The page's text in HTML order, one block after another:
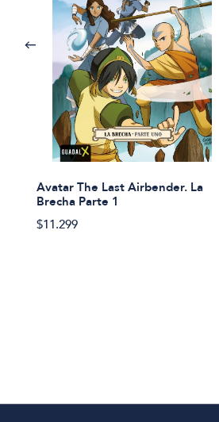
Avatar The Last Airbender. La
Brecha Parte 1
$11.299